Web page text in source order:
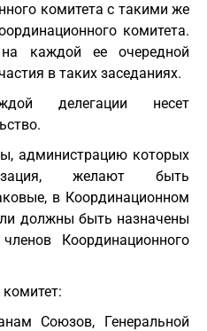
комитета с такими же
комитета.
каждой ее очередной
в таких заседаниях.
делегации несет
администрацию которых
желают быть
в Координационном
должны быть назначены
Координационного
Союзов, Генеральной